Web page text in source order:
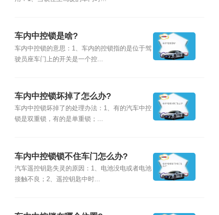
车内中控锁是啥?
车内中控锁的意思：1、车内的控锁指的是位于驾
驶员座车门上的开关是一个控...
车内中控锁坏掉了怎么办?
车内中控锁坏掉了的处理办法：1、有的汽车中控
锁是双重锁，有的是单重锁；...
车内中控锁锁不住车门怎么办?
汽车遥控钥匙失灵的原因：1、电池没电或者电池
接触不良；2、遥控钥匙中时...